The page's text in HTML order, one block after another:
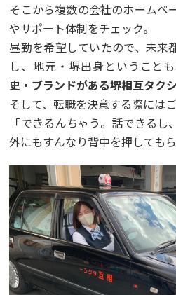
そこから複数の会社のホームペ
やサポート体制をチェック。
昼勤を希望していたので、未来
し、地元・堺出身ということ
史・ブランドがある堺相互タク
そして、転職を決意する際には
「できるんちゃう。話できる
外にもすんなり背中を押してもら